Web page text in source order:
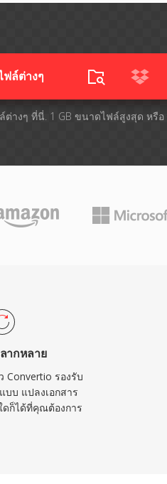
ฟล์ต่างๆ​
ต่างๆ​ ที่นี่. 1 GB ขนาดไฟล์สูงสุด หรือ
ากหลาย
Convertio รองรับ
บบ แปลงเอกสาร
ดก็ได้ที่คุณต้องการ